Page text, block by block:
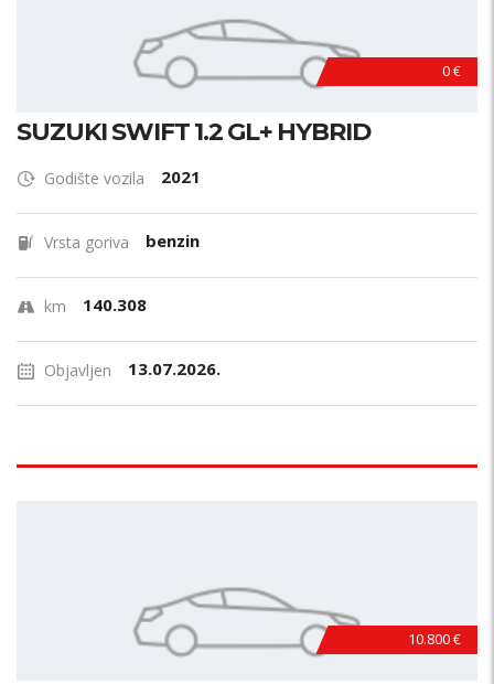
0 €
SUZUKI SWIFT 1.2 GL+ HYBRID
Godište vozila 2021
Vrsta goriva benzin
km 140.308
Objavljen 13.07.2026.
10.800 €